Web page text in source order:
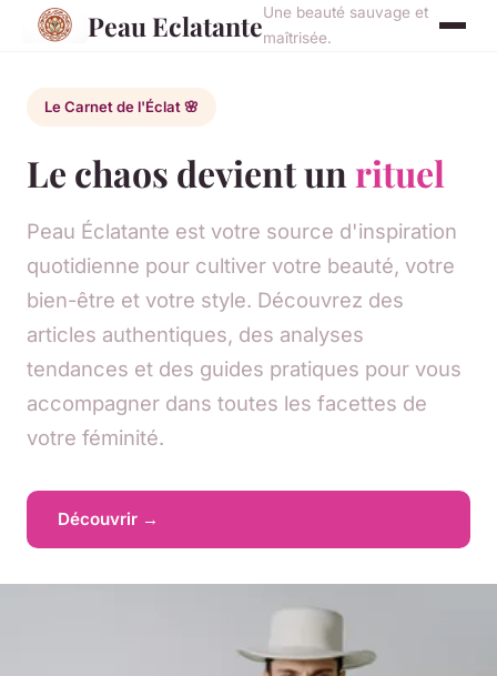
Peau EclatanteUne beauté sauvage et
maîtrisée.
Le Carnet de l'Éclat 🌸
Le chaos devient un rituel
Peau Éclatante est votre source d'inspiration
quotidienne pour cultiver votre beauté, votre
bien-être et votre style. Découvrez des
articles authentiques, des analyses
tendances et des guides pratiques pour vous
accompagner dans toutes les facettes de
votre féminité.
Découvrir →